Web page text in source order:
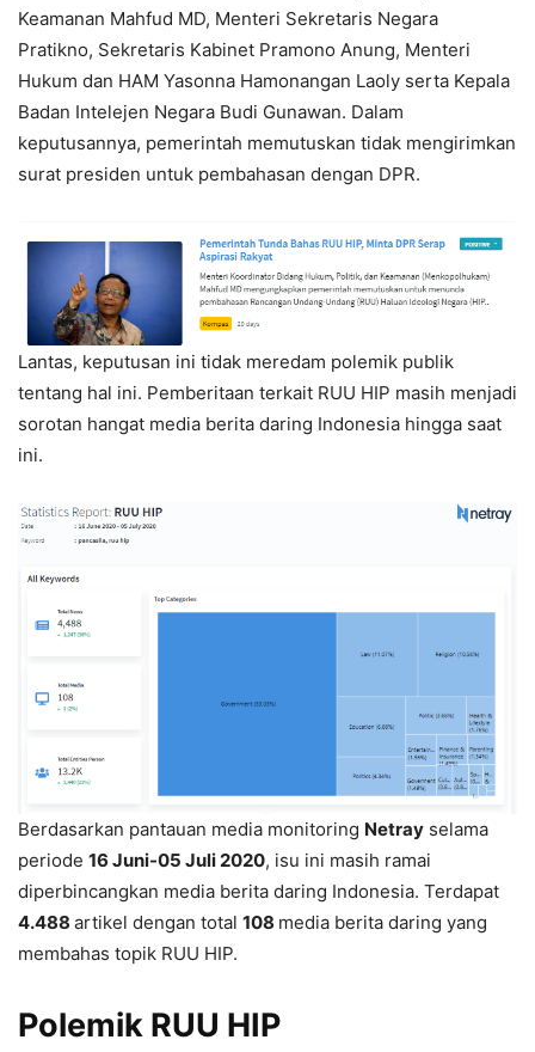
Keamanan Mahfud MD, Menteri Sekretaris Negara
Pratikno, Sekretaris Kabinet Pramono Anung, Menteri
Hukum dan HAM Yasonna Hamonangan Laoly serta Kepala
Badan Intelejen Negara Budi Gunawan. Dalam
keputusannya, pemerintah memutuskan tidak mengirimkan
surat presiden untuk pembahasan dengan DPR.
Lantas, keputusan ini tidak meredam polemik publik
tentang hal ini. Pemberitaan terkait RUU HIP masih menjadi
sorotan hangat media berita daring Indonesia hingga saat
ini.
Berdasarkan pantauan media monitoring Netray selama
periode 16 Juni-05 Juli 2020, isu ini masih ramai
diperbincangkan media berita daring Indonesia. Terdapat
4.488 artikel dengan total 108 media berita daring yang
membahas topik RUU HIP.
Polemik RUU HIP